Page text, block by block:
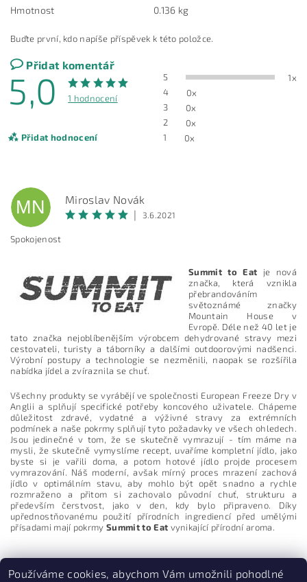
Hmotnost 0.136 kg
Buďte první, kdo napíše příspěvek k této položce.
Přidat komentář
5,0 1 hodnocení
Přidat hodnocení
5
1x
4
0x
3
0x
2
0x
1
0x
Vložením hodnocení souhlasíte spodmínkami ochrany
osobních údajů
MN
Miroslav Novák
|
3.6.2021
Spokojenost
Summit to Eat je nová
značka, která vznikla
přebrandováním
světoznámé značky
Mountain House v
Evropě. Déle než 40 let je
tato značka nejoblíbenějším výrobcem dehydrované stravy mezi
cestovateli, turisty a táborníky a dalšími outdoorovými nadšenci.
Výrobní postupy a technologie se nezměnili, naopak se rozšířila
nabídka jídel a zvíraznila se chuť.
Všechny produkty se vyrábějí ve společnosti European Freeze Dry v
Anglii a splňují specifické potřeby koncového uživatele. Chápeme
důležitost zdravé, vydatné a výživné stravy za extrémních
podmínek a naše pokrmy splňují tyto požadavky ve všech ohledech.
Jsou jedinečné v tom, že se skutečně vymrazují - tím máme na
mysli, že skutečně vymyslíme recept, uvaříme kompletní jídlo, jako
byste si je vařili doma, a potom hotové jídlo projde procesem
vymrazování. Náš moderní, avšak mírný proces mrazení zachová
jídlo v optimálním stavu, aby mohlo být opět snadno a rychle
rozmraženo a přitom si zachovalo původní chuť, strukturu a
především čerstvost, jako v den, kdy bylo připraveno. Díky
upřednostňovanému použití přírodních ingrediencí před umělými
přísadami mají pokrmySummit to Eat vynikající přírodní aroma.
Používáme cookies, abychom Vám umožnili pohodlné